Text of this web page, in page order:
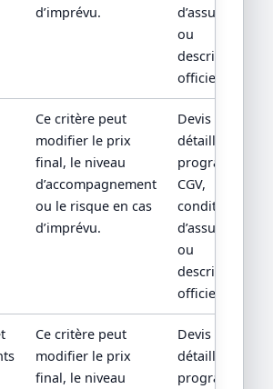
d’imprévu.
d’assurance
ou
descriptif
officiel.
Ce critère peut
modifier le prix
final, le niveau
d’accompagnement
ou le risque en cas
d’imprévu.
Devis
détaillé,
programme,
CGV,
conditions
d’assurance
ou
descriptif
officiel.
Ce critère peut
modifier le prix
final, le niveau
Devis
détaillé,
programme,